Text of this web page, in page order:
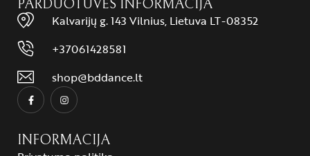
PARDUOTUVĖS INFORMACIJA
Kalvarijų g. 143 Vilnius, Lietuva LT-08352
+37061428581
shop@bddance.lt
INFORMACIJA